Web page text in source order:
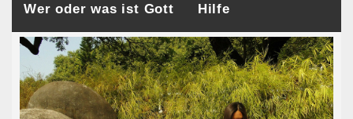
Wer oder was ist Gott Hilfe